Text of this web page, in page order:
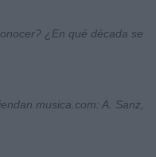
¿En qué década se
musica.com: A. Sanz,